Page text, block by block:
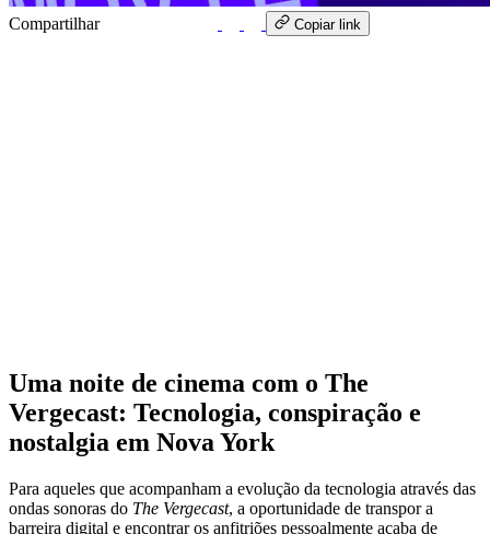
Compartilhar Copiar link
Uma noite de cinema com o The
Vergecast: Tecnologia, conspiração e
nostalgia em Nova York
Para aqueles que acompanham a evolução da tecnologia através das
ondas sonoras do The Vergecast, a oportunidade de transpor a
barreira digital e encontrar os anfitriões pessoalmente acaba de